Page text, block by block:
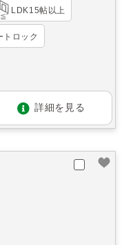
LDK15帖以上
トロック
詳細を見る